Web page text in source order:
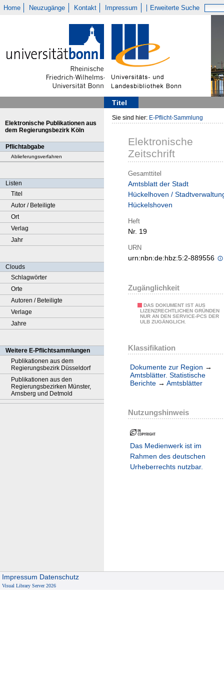
Home Neuzugänge Kontakt Impressum Erweiterte Suche
Titel
Elektronische Publikationen aus
dem Regierungsbezirk Köln
Pflichtabgabe
Ablieferungsverfahren
Listen
Titel
Autor / Beteiligte
Ort
Verlag
Jahr
Clouds
Schlagwörter
Orte
Autoren / Beteiligte
Verlage
Jahre
Weitere E-Pflichtsammlungen
Publikationen aus dem
Regierungsbezirk Düsseldorf
Publikationen aus den
Regierungsbezirken Münster,
Arnsberg und Detmold
Sie sind hier: E-Pflicht-Sammlung
Elektronische
Zeitschrift
Gesamttitel
Amtsblatt der Stadt
Hückelhoven /
Hückelshoven
Heft
Nr. 19
URN
urn:nbn:de:hbz:5:2-889556
Zugänglichkeit
DAS DOKUMENT IST AUS
LIZENZRECHTLICHEN GRÜNDEN
NUR AN DEN SERVICE-PCS DER
ULB ZUGÄNGLICH.
Klassifikation
Dokumente zur Region →
Amtsblätter. Statistische
Berichte → Amtsblätter
Nutzungshinweis
Das Medienwerk ist im
Rahmen des deutschen
Urheberrechts nutzbar.
Impressum Datenschutz
Visual Library Server 2026